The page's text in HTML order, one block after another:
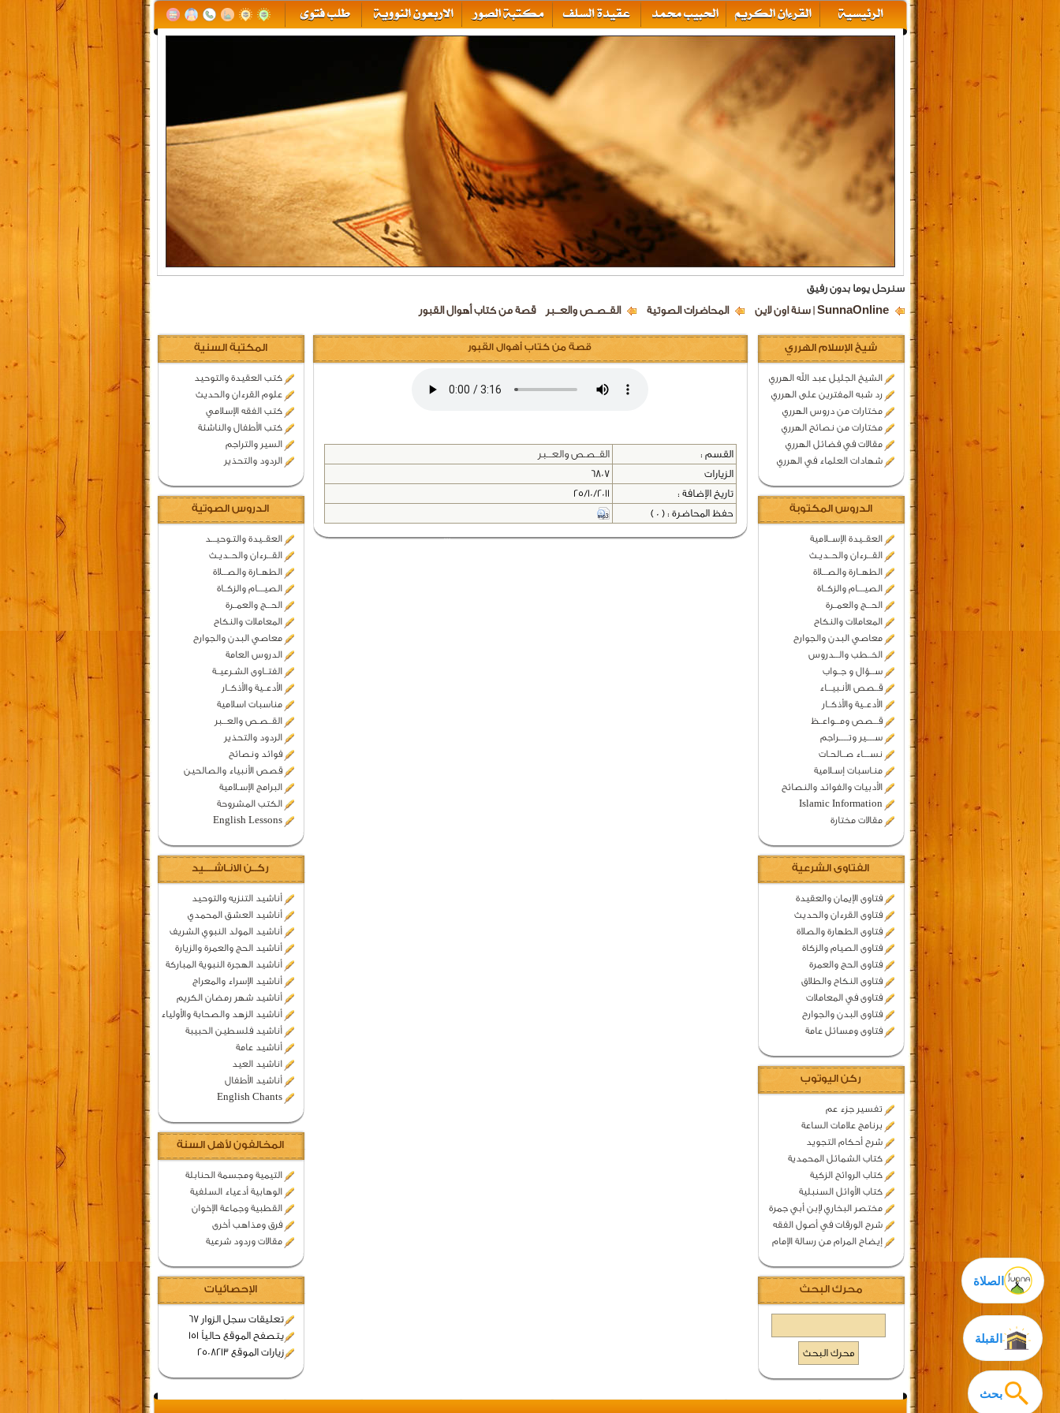
سنرحل يوما بدون رفيق
SunnaOnline | سنة اون لاين المحاضرات الصوتية القــصـص والعـــبر قصة من كتاب أهوال القبور
بحث
الصلاة
شيخ الإسلام الهرري
الشيخ الجليل عبد الله الهرري
رد شبه المفترين على الهرري
مختارات من دروس الهرري
مختارات من نصائح الهرري
مقالات في فضائل الهرري
شهادات العلماء في الهرري
الدروس المكتوبة
العقــيدة الإســلامية
القـــرءان والحــديـث
الطهــارة والصـــلاة
الصيــــام والزكــاة
الحـــج والعمــرة
المعاملات والنكاح
معاصي البدن والجوارح
الخــطب والـــدروس
ســـؤال و جــواب
قــصص الأنـبيـــاء
الأدعــية والأذكــار
قـــصص ومـــواعــظ
ســـــير وتــــــراجم
نســــاء صــالحـات
منـاسبات إسـلامية
الأدبيات والفوائد والنصائح
Islamic Information
مقالات مختارة
الفتاوى الشرعية
فتاوى الإيمان والعقيدة
فتاوى القرءان والحديث
فتاوى الطهارة والصلاة
فتاوى الصيام والزكاة
فتاوى الحج والعمرة
فتاوى النكاح والطلاق
فتاوى في المعاملات
فتاوى البدن والجوارح
فتاوى ومسائل عامة
ركن اليوتوب
تفسير جزء عم
برنامج علامات الساعة
شرح أحكام التجويد
كتاب الشمائل المحمدية
كتاب الروائح الزكية
كتاب الأوائل السنبلية
مختصر البخاري لإبن أبي جمرة
شرح الورقات في أصول الفقه
إيضاح المرام من رسالة الإمام
محرك البحث
القبلة
المكتبة السنية
كتب العقيدة والتوحيد
علوم القرءان والحديث
كتب الفقه الإسلامي
كتب الأطفال والناشئة
السير والتراجم
الردود والتحذير
الدروس الصوتية
العقــيدة والتـوحيـــد
القـــرءان والحــديـث
الطهــارة والصـــلاة
الصيــــام والزكــاة
الحـــج والعمــرة
المعاملات والنكاح
معاصي البدن والجوارح
الدروس العامة
الفتــاوى الشـرعيــة
الأدعــية والأذكــار
مناسبات اسلامية
القــصـص والعـــبر
الردود والتحذير
فوائد ونصائح
قصص الأنبياء والصالحين
البرامج الإسـلامية
الكتب المشروحة
English Lessons
ركــن الانـاشــــيد
أناشيد التنزيه والتوحيد
أناشيد العشق المحمدي
أناشيد المولد النبوي الشريف
أناشيد الحج والعمرة والزيارة
أناشيد الهجرة النبوية المباركة
أناشيد الإسراء والمعراج
أناشيد شهر رمضان الكريم
أناشيد الزهد والصحابة والأولياء
أناشيد فلسطين الحبيبة
أناشيد عامة
اناشيد العيد
أناشيد الأطفال
English Chants
المخالفون لأهل السنة
التيمية ومجسمة الحنابلة
الوهابية أدعياء السلفية
القطبية وجماعة الإخوان
فرق ومذاهب أخرى
مقالات وردود شرعية
الإحصائيات
تعليقات سجل الزوار 67
يتصفح الموقع حالياً 151
زيارات الموقع 2508213
قصة من كتاب أهوال القبور
القسم :
القــصـص والعـــبر
الزيارات
6807
تاريخ الإضافة :
25/10/2011
حفظ المحاضرة : ( 0 )